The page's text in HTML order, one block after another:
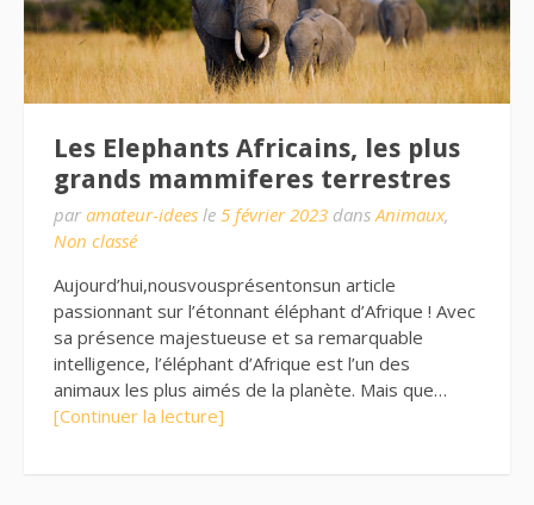
Les Elephants Africains, les plus
grands mammiferes terrestres
par amateur-idees le 5 février 2023 dansAnimaux,
Non classé
Aujourd’hui,nousvousprésentonsun article
passionnant sur l’étonnant éléphant d’Afrique ! Avec
sa présence majestueuse et sa remarquable
intelligence, l’éléphant d’Afrique est l’un des
animaux les plus aimés de la planète. Mais que…
[Continuer la lecture]